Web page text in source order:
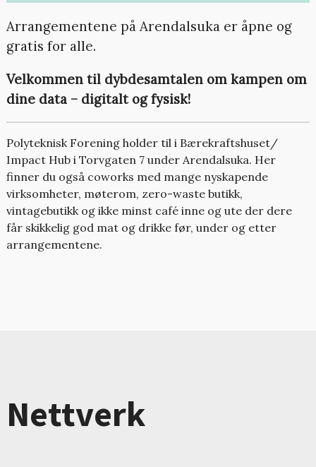
Arrangementene på Arendalsuka er åpne og
gratis for alle.
Velkommen til dybdesamtalen om kampen om
dine data – digitalt og fysisk!
Polyteknisk Forening holder til i Bærekraftshuset/
Impact Hub i Torvgaten 7 under Arendalsuka. Her
finner du også coworks med mange nyskapende
virksomheter, møterom, zero-waste butikk,
vintagebutikk og ikke minst café inne og ute der dere
får skikkelig god mat og drikke før, under og etter
arrangementene.
Nettverk